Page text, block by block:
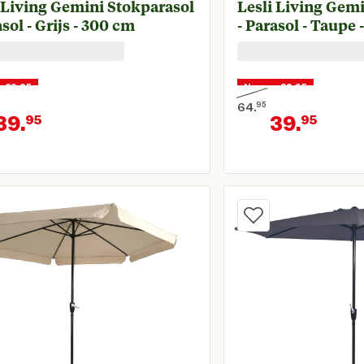
Gemini Stokparasol
- Grijs - 300 cm
39,95
prijs € 64,95
95
Huidige prijs € 39,95
Lesli Living
- Parasol - Taupe
Nu voor 39,95
64.95
Oorspronkelijke prijs
39.95